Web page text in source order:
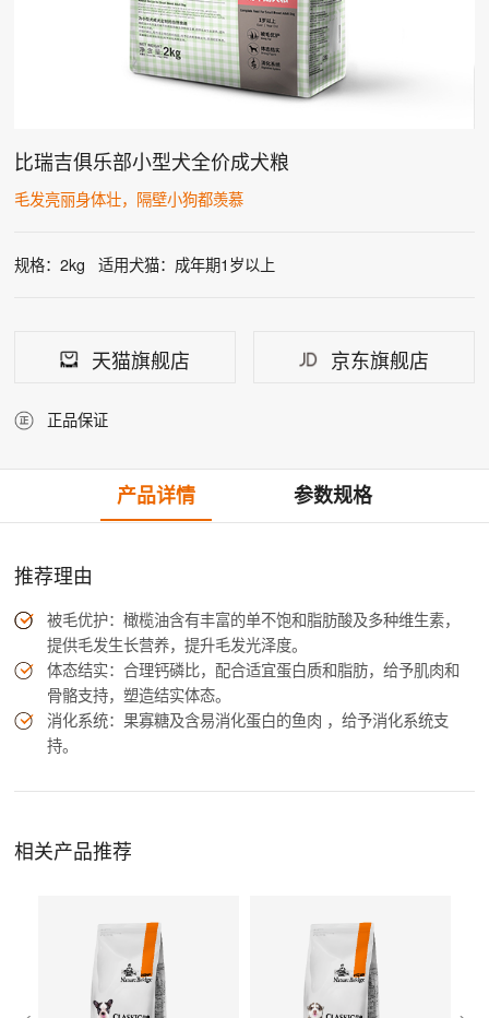
比瑞吉俱乐部小型犬全价成犬粮
毛发亮丽身体壮，隔壁小狗都羡慕
规格：2kg 适用犬猫：成年期1岁以上
天猫旗舰店 京东旗舰店
正品保证
产品详情 参数规格
推荐理由
被毛优护：橄榄油含有丰富的单不饱和脂肪酸及多种维生素，
提供毛发生长营养，提升毛发光泽度。
体态结实：合理钙磷比，配合适宜蛋白质和脂肪，给予肌肉和
骨骼支持，塑造结实体态。
消化系统：果寡糖及含易消化蛋白的鱼肉 ，给予消化系统支
持。
相关产品推荐